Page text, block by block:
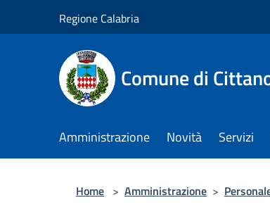
Regione Calabria
Comune di
Amministrazione Novità Servizi
Home > Amministrazione >